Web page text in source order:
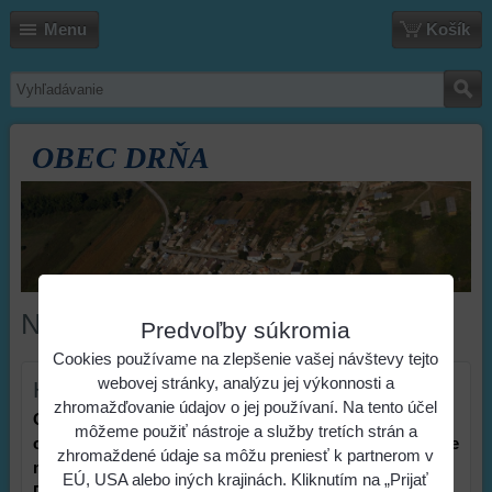
Menu Košík
OBEC DRŇA
Názov webu
Historia
Obec je doložená v r. 1246, ale vznikla na staršom
osídlení. Pôvodný názov Darna (od r. 1246) sa postupne
menil na Dranya (1380), Darnia (1431), Darna (1786),
Predvoľby súkromia
Cookies používame na zlepšenie vašej návštevy tejto
webovej stránky, analýzu jej výkonnosti a
zhromažďovanie údajov o jej používaní. Na tento účel
môžeme použiť nástroje a služby tretích strán a
zhromaždené údaje sa môžu preniesť k partnerom v
EÚ, USA alebo iných krajinách. Kliknutím na „Prijať